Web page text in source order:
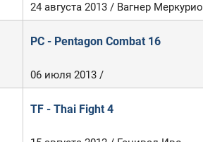
24 августа 2013 / Вагнер Меркурио
PC - Pentagon Combat 16
06 июля 2013 /
TF - Thai Fight 4